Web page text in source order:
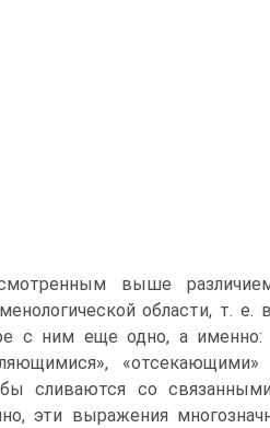
выше
области, т. е.
с ним еще одно, а именно:
сливаются со
эти выражения